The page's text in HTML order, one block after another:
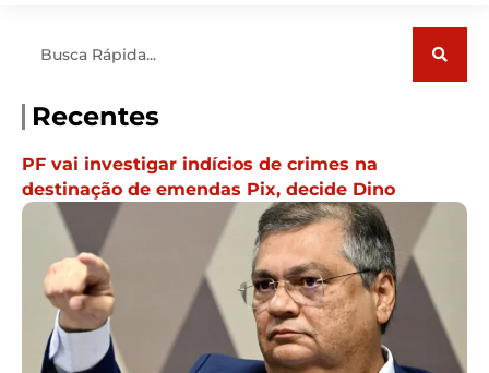
Recentes
PF vai investigar indícios de crimes na
destinação de emendas Pix, decide Dino